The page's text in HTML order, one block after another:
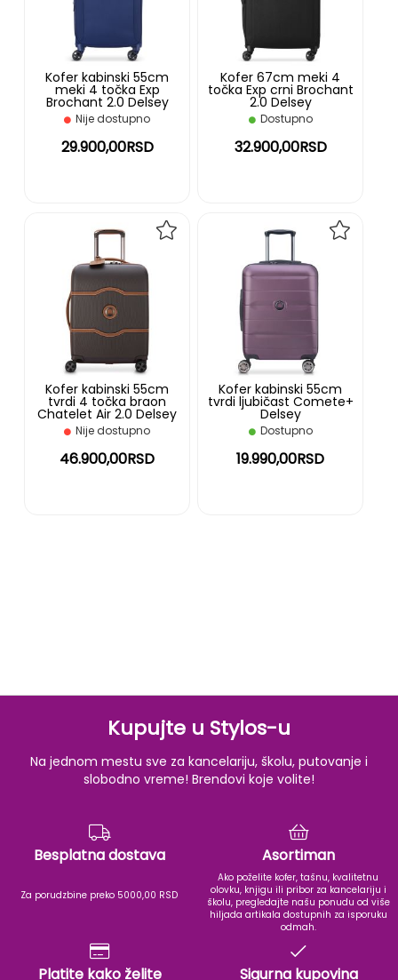
Kofer kabinski 55cm
meki 4 točka Exp
Brochant 2.0 Delsey
Nije dostupno
29.900,00RSD
Kofer 67cm meki 4
točka Exp crni Brochant
2.0 Delsey
Dostupno
32.900,00RSD
Kofer kabinski 55cm
tvrdi 4 točka braon
Chatelet Air 2.0 Delsey
Nije dostupno
46.900,00RSD
Kofer kabinski 55cm
tvrdi ljubičast Comete+
Delsey
Dostupno
19.990,00RSD
Kupujte u Stylos-u
Na jednom mestu sve za kancelariju, školu, putovanje i
slobodno vreme! Brendovi koje volite!
Besplatna dostava
Za porudzbine preko 5000,00 RSD
Asortiman
Ako poželite kofer, tašnu, kvalitetnu
olovku, knjigu ili pribor za kancelariju i
školu, pregledajte našu ponudu od više
hiljada artikala dostupnih za isporuku
odmah.
Platite kako želite Sigurna kupovina